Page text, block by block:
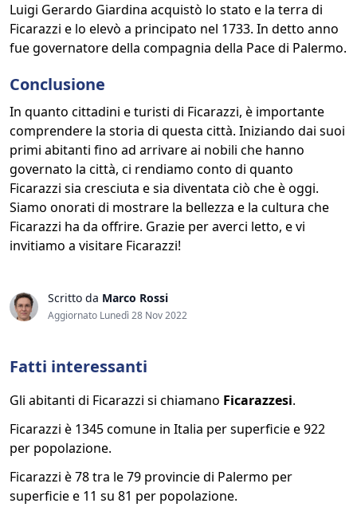
Luigi Gerardo Giardina acquistò lo stato e la terra di
Ficarazzi e lo elevò a principato nel 1733. In detto anno
fue governatore della compagnia della Pace di Palermo.
Conclusione
In quanto cittadini e turisti di Ficarazzi, è importante
comprendere la storia di questa città. Iniziando dai suoi
primi abitanti fino ad arrivare ai nobili che hanno
governato la città, ci rendiamo conto di quanto
Ficarazzi sia cresciuta e sia diventata ciò che è oggi.
Siamo onorati di mostrare la bellezza e la cultura che
Ficarazzi ha da offrire. Grazie per averci letto, e vi
invitiamo a visitare Ficarazzi!
Scritto da Marco Rossi
Aggiornato Lunedì 28 Nov 2022
Fatti interessanti
Gli abitanti di Ficarazzi si chiamano Ficarazzesi.
Ficarazzi è 1345 comune in Italia per superficie e 922
per popolazione.
Ficarazzi è 78 tra le 79 provincie di Palermo per
superficie e 11 su 81 per popolazione.